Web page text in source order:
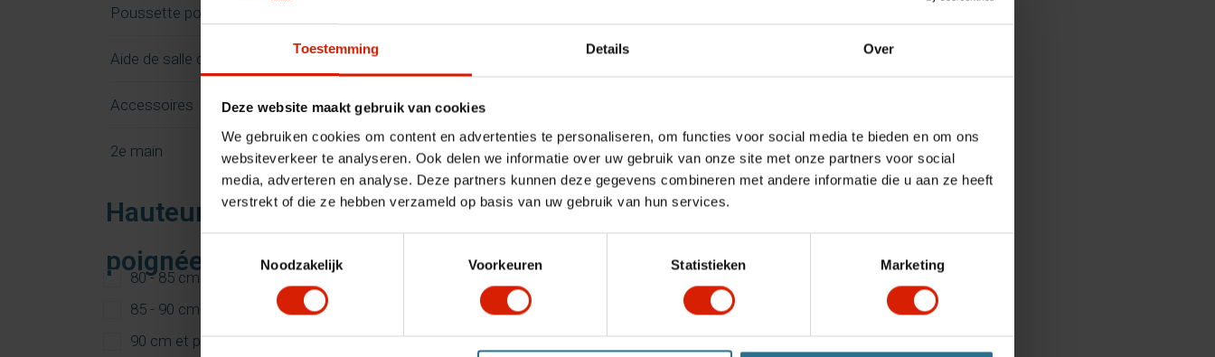
Toestemming Details Over
Deze website maakt gebruik van cookies
We gebruiken cookies om content en advertenties te personaliseren, om functies voor social media te bieden en om ons
websiteverkeer te analyseren. Ook delen we informatie over uw gebruik van onze site met onze partners voor social
media, adverteren en analyse. Deze partners kunnen deze gegevens combineren met andere informatie die u aan ze heeft
verstrekt of die ze hebben verzameld op basis van uw gebruik van hun services.
Noodzakelijk
Voorkeuren Statistieken Marketing
Poussette pour animaux
Aide de salle de bain
Accessoires
2e main
Hauteur de
poignée
80 - 85 cm
85 - 90 cm
90 cm et plus